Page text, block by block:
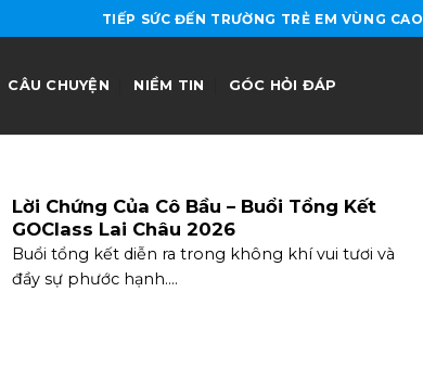
TIẾP SỨC ĐẾN TRƯỜNG TRẺ EM VÙNG CAO
CÂU CHUYỆN NIỀM TIN GÓC HỎI ĐÁP
Lời Chứng Của Cô Bầu – Buổi Tổng Kết
GOClass Lai Châu 2026
Buổi tổng kết diễn ra trong không khí vui tươi và
đầy sự phước hạnh....